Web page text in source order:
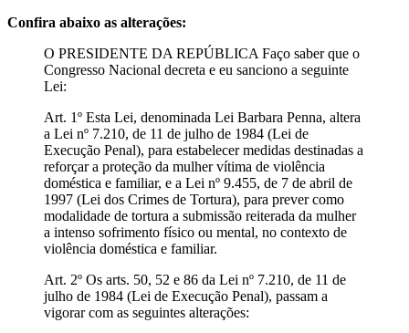
Confira abaixo as alterações:
O PRESIDENTE DA REPÚBLICA Faço saber que o
Congresso Nacional decreta e eu sanciono a seguinte
Lei:
Art. 1º Esta Lei, denominada Lei Barbara Penna, altera
a Lei nº 7.210, de 11 de julho de 1984 (Lei de
Execução Penal), para estabelecer medidas destinadas a
reforçar a proteção da mulher vítima de violência
doméstica e familiar, e a Lei nº 9.455, de 7 de abril de
1997 (Lei dos Crimes de Tortura), para prever como
modalidade de tortura a submissão reiterada da mulher
a intenso sofrimento físico ou mental, no contexto de
violência doméstica e familiar.
Art. 2º Os arts. 50, 52 e 86 da Lei nº 7.210, de 11 de
julho de 1984 (Lei de Execução Penal), passam a
vigorar com as seguintes alterações: